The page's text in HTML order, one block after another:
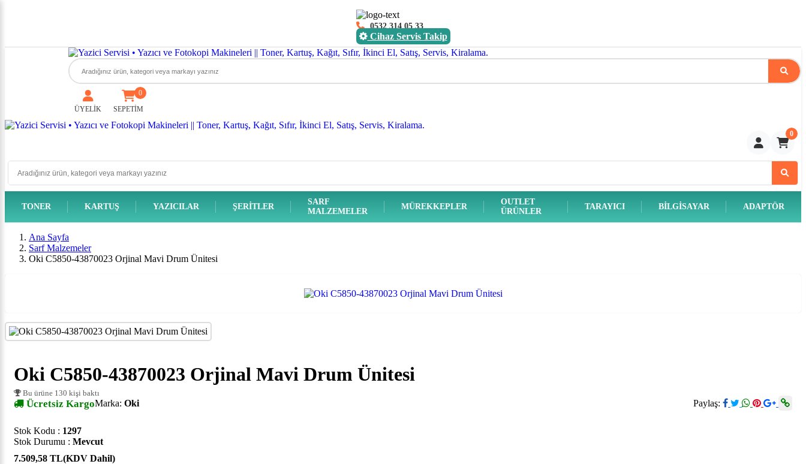
0532 314 05 33
Cihaz Servis Takip
ÜYELİK SEPETİM
0
0
TONER KARTUŞ YAZICILAR ŞERITLER
SARF
MALZEMELER
MÜREKKEPLER
OUTLET
ÜRÜNLER
TARAYICI BILGISAYAR ADAPTÖR
Ana Sayfa
Sarf Malzemeler
Oki C5850-43870023 Orjinal Mavi Drum Ünitesi
Oki C5850-43870023 Orjinal Mavi Drum Ünitesi
Bu ürüne 130 kişi baktı
Ücretsiz Kargo Paylaş:
Marka: Oki
Stok Kodu : 1297
Stok Durumu : Mevcut
7.509,58 TL(KDV Dahil)